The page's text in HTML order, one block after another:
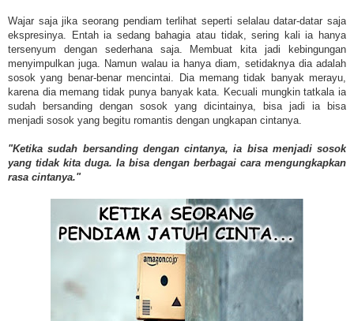
Wajar saja jika seorang pendiam terlihat seperti selalau datar-datar saja
ekspresinya. Entah ia sedang bahagia atau tidak, sering kali ia hanya
tersenyum dengan sederhana saja. Membuat kita jadi kebingungan
menyimpulkan juga. Namun walau ia hanya diam, setidaknya dia adalah
sosok yang benar-benar mencintai. Dia memang tidak banyak merayu,
karena dia memang tidak punya banyak kata. Kecuali mungkin tatkala ia
sudah bersanding dengan sosok yang dicintainya, bisa jadi ia bisa
menjadi sosok yang begitu romantis dengan ungkapan cintanya.
"Ketika sudah bersanding dengan cintanya, ia bisa menjadi sosok
yang tidak kita duga. Ia bisa dengan berbagai cara mengungkapkan
rasa cintanya."